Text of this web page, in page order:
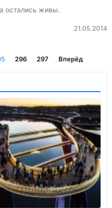
остались живы.
21.05.2014
296 297 Вперёд